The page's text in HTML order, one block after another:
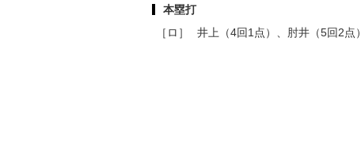
本塁打
［ロ］
井上（4回1点）、肘井（5回2点）